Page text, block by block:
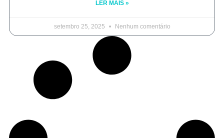
LER MAIS »
setembro 25, 2025 Nenhum comentário